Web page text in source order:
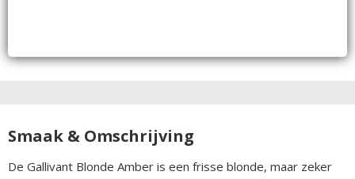
Smaak & Omschrijving
De Gallivant Blonde Amber is een frisse blonde, maar zeker